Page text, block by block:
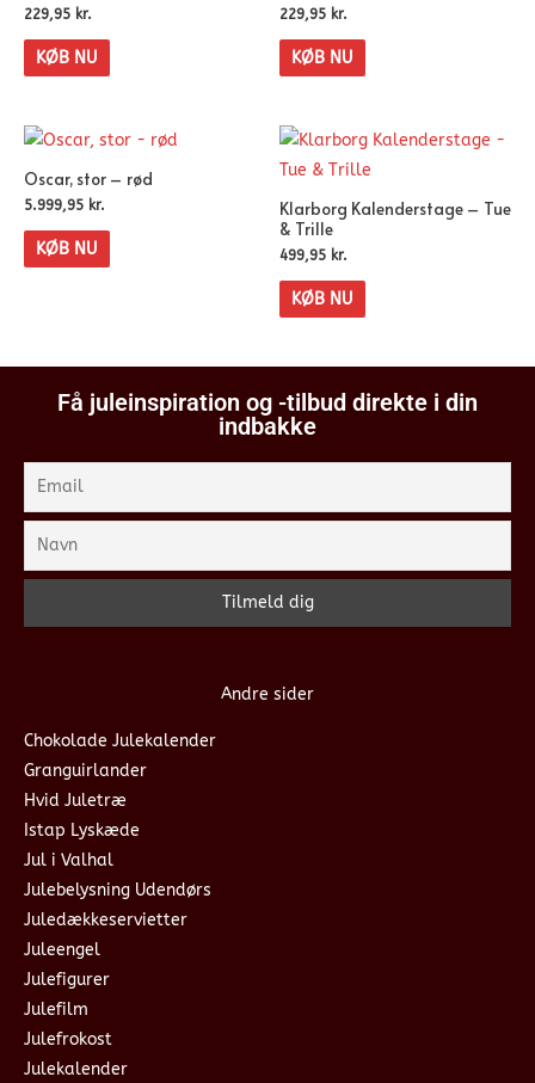
229,95 kr.
KØB NU
229,95 kr.
KØB NU
Oscar, stor – rød
5.999,95 kr.
KØB NU
Klarborg Kalenderstage – Tue
& Trille
499,95 kr.
KØB NU
Få juleinspiration og -tilbud direkte i din
indbakke
Andre sider
Chokolade Julekalender
Granguirlander
Hvid Juletræ
Istap Lyskæde
Jul i Valhal
Julebelysning Udendørs
Juledækkeservietter
Juleengel
Julefigurer
Julefilm
Julefrokost
Julekalender